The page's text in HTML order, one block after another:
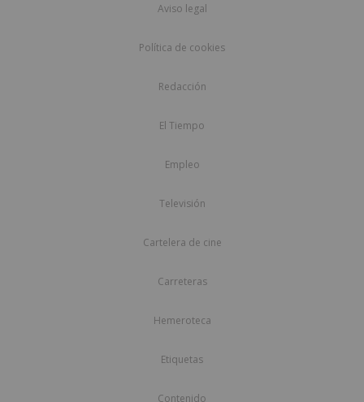
Aviso legal
Política de cookies
Redacción
El Tiempo
Empleo
Televisión
Cartelera de cine
Carreteras
Hemeroteca
Etiquetas
Contenido